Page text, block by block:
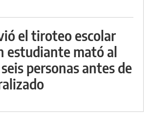
el tiroteo escolar
estudiante mató al
personas antes de